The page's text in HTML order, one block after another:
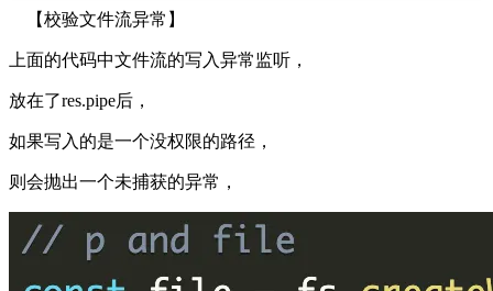
【校验文件流异常】
上面的代码中文件流的写入异常监听，
放在了res.pipe后，
如果写入的是一个没权限的路径，
则会抛出一个未捕获的异常，